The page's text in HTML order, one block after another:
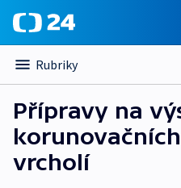
Rubriky
Přípravy na
vrcholí